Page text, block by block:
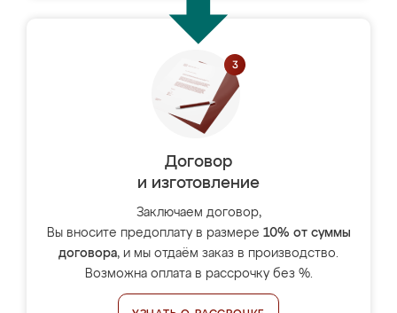
Договор
и изготовление
Заключаем договор,
Вы вносите предоплату в размере 10% от суммы
договора, и мы отдаём заказ в производство.
Возможна оплата в рассрочку без %.